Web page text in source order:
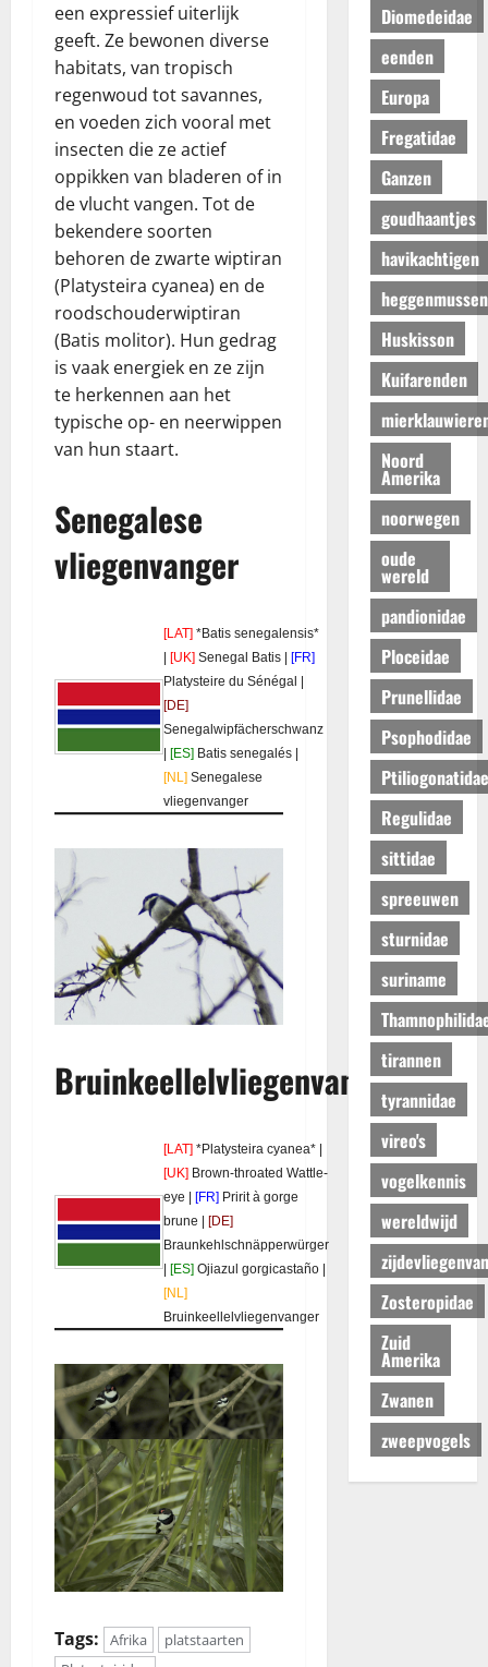
een expressief uiterlijk
geeft. Ze bewonen diverse
habitats, van tropisch
regenwoud tot savannes,
en voeden zich vooral met
insecten die ze actief
oppikken van bladeren of in
de vlucht vangen. Tot de
bekendere soorten
behoren de zwarte wiptiran
(Platysteira cyanea) en de
roodschouderwiptiran
(Batis molitor). Hun gedrag
is vaak energiek en ze zijn
te herkennen aan het
typische op- en neerwippen
van hun staart.
Senegalese
vliegenvanger
[LAT] *Batis senegalensis*
[UK] Senegal Batis | [FR]
Platysteire du Sénégal |
[DE]
Senegalwipfächerschwanz
[ES] Batis senegalés |
[NL] Senegalese
vliegenvanger
Bruinkeellelvliegenvanger
[LAT] *Platysteira cyanea* |
[UK] Brown-throated Wattle-
eye | [FR] Pririt à gorge
brune | [DE]
Braunkehlschnäpperwürger
| [ES] Ojiazul gorgicastaño |
[NL]
Bruinkeellelvliegenvanger
Tags: Afrika
platstaarten
Diomedeidae
eenden
Europa
Fregatidae
Ganzen
goudhaantjes
havikachtigen
heggenmussen
Huskisson
Kuifarenden
Noord
Amerika
noorwegen
oude
wereld
pandionidae
Ploceidae
Prunellidae
Psophodidae
Ptiliogonatidae
Regulidae
sittidae
spreeuwen
sturnidae
suriname
tirannen
tyrannidae
vireo's
vogelkennis
wereldwijd
Zosteropidae
Zuid
Amerika
Zwanen
zweepvogels